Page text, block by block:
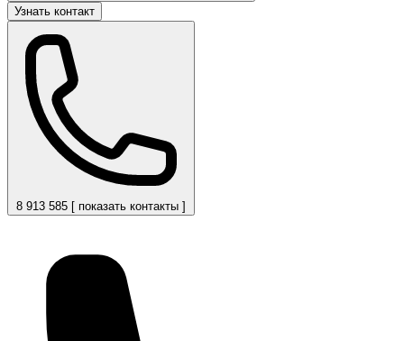
Узнать контакт
8 913 585 [ показать контакты ]